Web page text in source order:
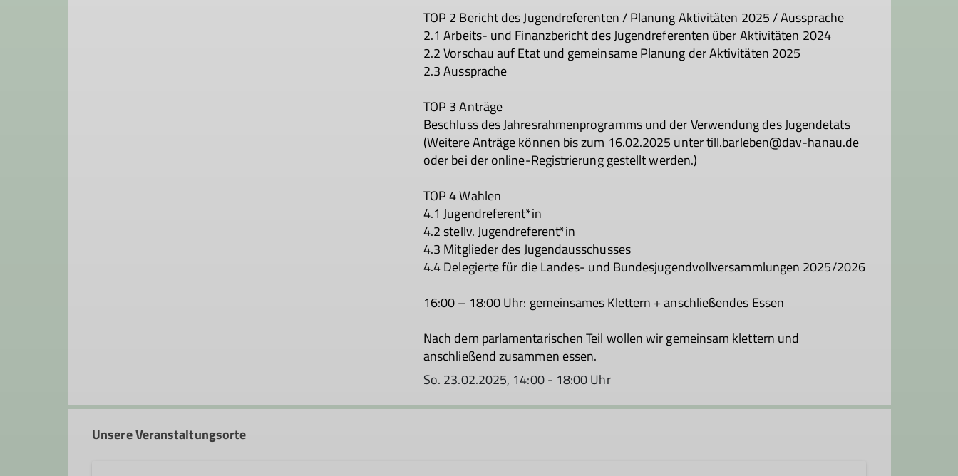
TOP 2 Bericht des Jugendreferenten / Planung Aktivitäten 2025 / Aussprache
2.1 Arbeits- und Finanzbericht des Jugendreferenten über Aktivitäten 2024
2.2 Vorschau auf Etat und gemeinsame Planung der Aktivitäten 2025
2.3 Aussprache
TOP 3 Anträge
Beschluss des Jahresrahmenprogramms und der Verwendung des Jugendetats
(Weitere Anträge können bis zum 16.02.2025 unter till.barleben@dav-hanau.de
oder bei der online-Registrierung gestellt werden.)
TOP 4 Wahlen
4.1 Jugendreferent*in
4.2 stellv. Jugendreferent*in
4.3 Mitglieder des Jugendausschusses
4.4 Delegierte für die Landes- und Bundesjugendvollversammlungen 2025/2026
16:00 – 18:00 Uhr: gemeinsames Klettern + anschließendes Essen
Nach dem parlamentarischen Teil wollen wir gemeinsam klettern und
anschließend zusammen essen.
So. 23.02.2025, 14:00 - 18:00 Uhr
Unsere Veranstaltungsorte